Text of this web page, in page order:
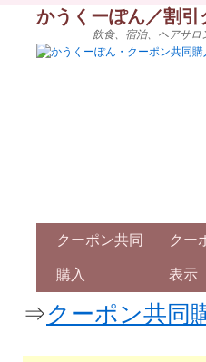
かうくーぽん／割
飲食、宿泊、ヘアサ
クーポン共同
購入
クー
表示
⇒クーポン共同